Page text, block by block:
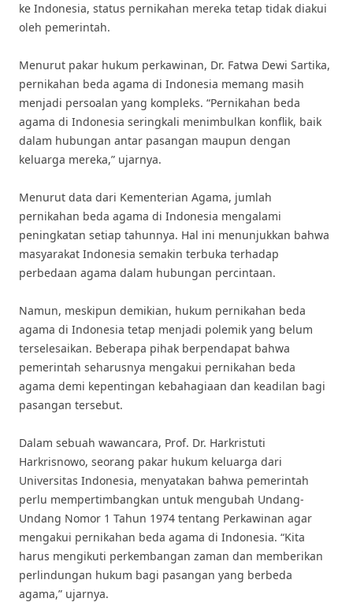
ke Indonesia, status pernikahan mereka tetap tidak diakui
oleh pemerintah.
Menurut pakar hukum perkawinan, Dr. Fatwa Dewi Sartika,
pernikahan beda agama di Indonesia memang masih
menjadi persoalan yang kompleks. “Pernikahan beda
agama di Indonesia seringkali menimbulkan konflik, baik
dalam hubungan antar pasangan maupun dengan
keluarga mereka,” ujarnya.
Menurut data dari Kementerian Agama, jumlah
pernikahan beda agama di Indonesia mengalami
peningkatan setiap tahunnya. Hal ini menunjukkan bahwa
masyarakat Indonesia semakin terbuka terhadap
perbedaan agama dalam hubungan percintaan.
Namun, meskipun demikian, hukum pernikahan beda
agama di Indonesia tetap menjadi polemik yang belum
terselesaikan. Beberapa pihak berpendapat bahwa
pemerintah seharusnya mengakui pernikahan beda
agama demi kepentingan kebahagiaan dan keadilan bagi
pasangan tersebut.
Dalam sebuah wawancara, Prof. Dr. Harkristuti
Harkrisnowo, seorang pakar hukum keluarga dari
Universitas Indonesia, menyatakan bahwa pemerintah
perlu mempertimbangkan untuk mengubah Undang-
Undang Nomor 1 Tahun 1974 tentang Perkawinan agar
mengakui pernikahan beda agama di Indonesia. “Kita
harus mengikuti perkembangan zaman dan memberikan
perlindungan hukum bagi pasangan yang berbeda
agama,” ujarnya.